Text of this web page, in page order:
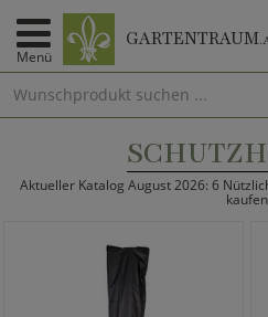
Menü
GARTENTRAUM
Aktueller Katalog August 2026: 6
kaufen